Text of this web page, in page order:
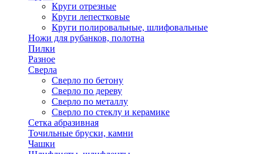
Круги отрезные
Круги лепестковые
Круги полировальные, шлифовальные
Ножи для рубанков, полотна
Пилки
Разное
Сверла
Сверло по бетону
Сверло по дереву
Сверло по металлу
Сверло по стеклу и керамике
Сетка абразивная
Точильные бруски, камни
Чашки